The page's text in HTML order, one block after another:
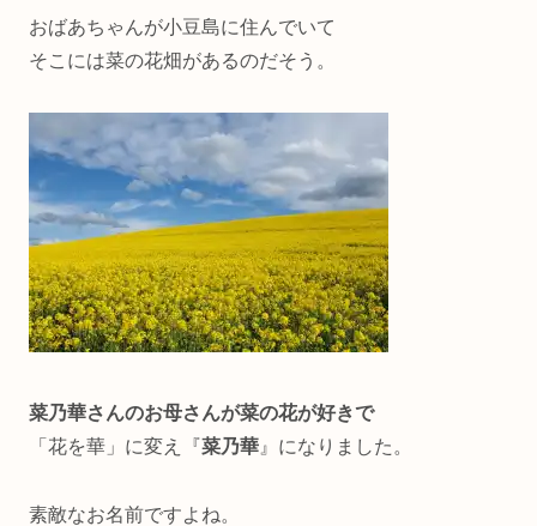
おばあちゃんが小豆島に住んでいて
そこには菜の花畑があるのだそう。
菜乃華さんのお母さんが菜の花が好きで
「花を華」に変え『菜乃華』になりました。
素敵なお名前ですよね。